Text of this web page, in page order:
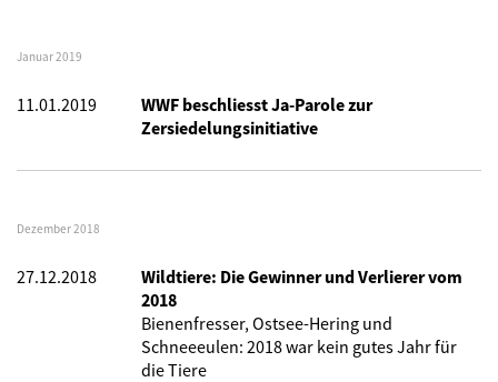
Januar 2019
11.01.2019
WWF beschliesst Ja-Parole zur
Zersiedelungsinitiative
Dezember 2018
27.12.2018
Wildtiere: Die Gewinner und Verlierer vom
2018
Bienenfresser, Ostsee-Hering und
Schneeeulen: 2018 war kein gutes Jahr für
die Tiere